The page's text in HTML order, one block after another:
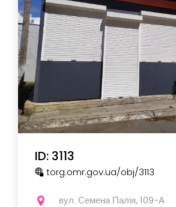
ID: 3113
torg.omr.gov.ua/obj/3113
вул. Семена Палія, 109-А